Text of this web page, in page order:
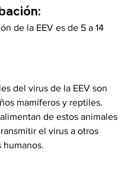
de la EEV es de 5 a 14
del virus de la EEV son
mamíferos y reptiles.
de estos animales
el virus a otros
humanos.